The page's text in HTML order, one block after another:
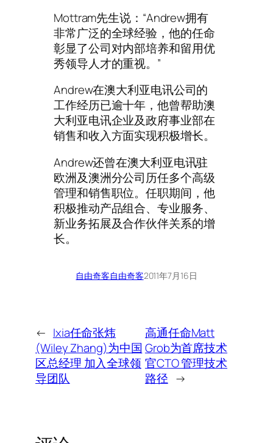
Mottram先生说：“Andrew拥有
非常广泛的全球经验，他的任命
彰显了公司对内部培养和留用优
秀领导人才的重视。”
Andrew在澳大利亚电讯公司的
工作经历已逾十年，他曾帮助澳
大利亚电讯企业及政府事业部在
销售和收入方面实现积极增长。
Andrew还曾在澳大利亚电讯驻
欧洲及澳洲分公司历任多个高级
管理和销售职位。任职期间，他
积极推动产品组合、专业服务、
新业务拓展及合作伙伴关系的增
长。
自由奇客自由奇客2011年7月16日
← Ixia任命张炜
(Wiley Zhang)为中国
区总经理 加入全球领
导团队
高通任命Matt
Grob为首席技术
官CTO 管理技术
路径 →